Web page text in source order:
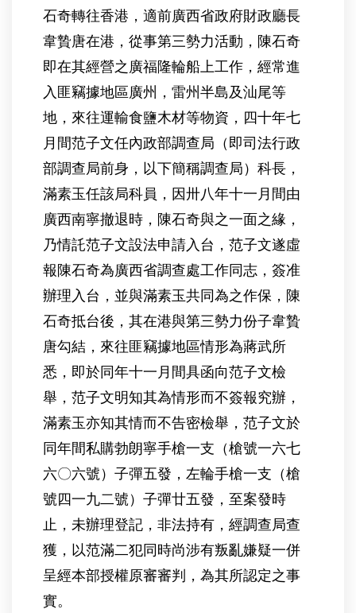
石奇轉往香港，適前廣西省政府財政廳長
韋贄唐在港，從事第三勢力活動，陳石奇
即在其經營之廣福隆輪船上工作，經常進
入匪竊據地區廣州，雷州半島及汕尾等
地，來往運輸食鹽木材等物資，四十年七
月間范子文任內政部調查局（即司法行政
部調查局前身，以下簡稱調查局）科長，
滿素玉任該局科員，因卅八年十一月間由
廣西南寧撤退時，陳石奇與之一面之緣，
乃情託范子文設法申請入台，范子文遂虛
報陳石奇為廣西省調查處工作同志，簽准
辦理入台，並與滿素玉共同為之作保，陳
石奇抵台後，其在港與第三勢力份子韋贄
唐勾結，來往匪竊據地區情形為蔣武所
悉，即於同年十一月間具函向范子文檢
舉，范子文明知其為情形而不簽報究辦，
滿素玉亦知其情而不告密檢舉，范子文於
同年間私購勃朗寧手槍一支（槍號一六七
六〇六號）子彈五發，左輪手槍一支（槍
號四一九二號）子彈廿五發，至案發時
止，未辦理登記，非法持有，經調查局查
獲，以范滿二犯同時尚涉有叛亂嫌疑一併
呈經本部授權原審審判，為其所認定之事
實。